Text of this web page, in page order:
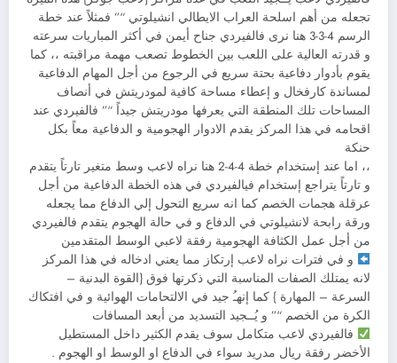
تجعله من أهم اسلحة العراب الايطالي انشيلوتي “” فمثلاً عند خطة
الرسم 4-3-3 هنا نرى فالفيردي جناح أيمن في أكثر المباريات سرعته
و قدرته العالية على اللعب بين الخطوط تصعب مهمة مراقبته ،، كما
يقوم بأدوار دفاعية بحتة سريع في الرجوع من أجل المهام الدفاعية
لمساندة كارفخال و إعطاء مساحة كافية لمودريتش في أنصاف
المساحات تلك المنطقة التي يعرفها مودريتش جيداً “” فالفيردي عند
اقحامه في هذا المركز يقدم الادوار الهجومية و الدفاعية معاً بكل
حنكة
،، اما عند إستخدام خطة 4-4-2 هنا نراه لاعب وسط متغير تارتاً يتقدم
و تارتاً يتراجع إستخدام فيالفيردي في هذه الخطة الدفاعية من أجل
عرقلة هجمات الخصم كما انه سريع التحول إلي الدفاع مما يجعله
ورقة رابحة لانشيلوتي في الدفاع و في حالة الهجوم يتقدم فالفيردي
من أجل عمل الكثافة الهجومية رفقة لاعبي الوسط المتقدمين
و في فترات نراه لاعب إرتكاز مما يعني ادخاله في هذا المركز
لانه يمتلك الصفات المناسبة التي ذكرتها فوق {القوة البدنية –
السرعة – المهارة } كما إنهـُ جيد في الالتحامات الهوائية و في افتكاك
الكرة من الخصم “” و يُــجيد التسديد من أبعد المسافات
فالفيردي لاعب متكامل سوف يقدم الكثير داخل المستطيل
الأخضر رفقة ريال مدريد سواء في الدفاع او الوسط او الهجوم .